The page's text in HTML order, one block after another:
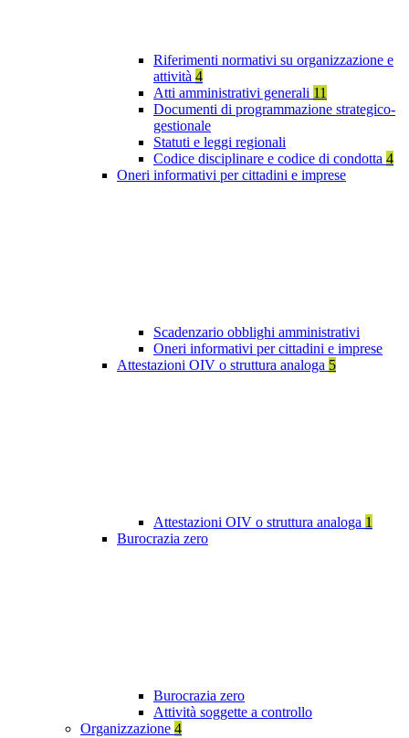
Riferimenti normativi su organizzazione e
attività 4
Atti amministrativi generali 11
Documenti di programmazione strategico-
gestionale
Statuti e leggi regionali
Codice disciplinare e codice di condotta 4
Oneri informativi per cittadini e imprese
Scadenzario obblighi amministrativi
Oneri informativi per cittadini e imprese
Attestazioni OIV o struttura analoga 5
Attestazioni OIV o struttura analoga 1
Burocrazia zero
Burocrazia zero
Attività soggette a controllo
Organizzazione 4